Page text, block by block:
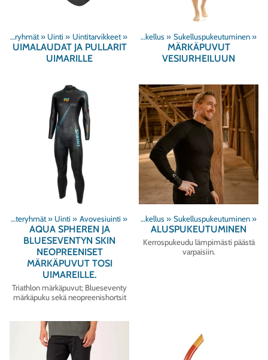
Tuoteryhmät ‪» Uinti ‪» Uintitarvikkeet ‪»
UIMALAUDAT JA PULLARIT
UIMARILLE
Tuoteryhmät Sukellus ‪» Sukelluspukeutuminen ‪»
MÄRKÄPUVUT
VESIURHEILUUN
Tuoteryhmät ‪» Uinti ‪» Avovesiuinti ‪»
AQUA SPHEREN JA
BLUESEVENTYN SKIN
NEOPREENISET
MÄRKÄPUVUT TOSI
UIMAREILLE.
Triathlon märkäpuvut; Blueseventy
märkäpuku sekä neopreenishortsit
Tuoteryhmät Sukellus ‪» Sukelluspukeutuminen ‪»
ALUSPUKEUTUMINEN
Kerrospukeudu lämpimästi päästä
varpaisiin.